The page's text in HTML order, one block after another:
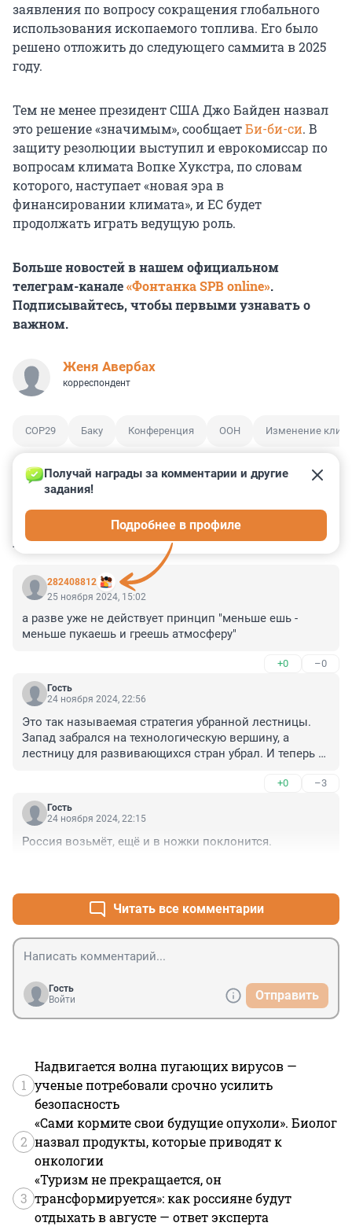
заявления по вопросу сокращения глобального
использования ископаемого топлива. Его было
решено отложить до следующего саммита в 2025
году.
Тем не менее президент США Джо Байден назвал
это решение «значимым», сообщаетБи-би-си. В
защиту резолюции выступил и еврокомиссар по
вопросам климата Вопке Хукстра, по словам
которого, наступает «новая эра в
финансировании климата», и ЕС будет
продолжать играть ведущую роль.
Больше новостей в нашем официальном
телеграм-канале«Фонтанка SPB online».
Подписывайтесь, чтобы первыми узнавать о
важном.
Женя Авербах
корреспондент
COP29 Баку Конференция ООН Изменение
КОММЕНТАРИИ 26
282408812
Получай награды за комментарии и другие
задания!
Подробнее в профиле
25 ноября 2024, 15:02
а разве уже не действует принцип "меньше ешь -
меньше пукаешь и греешь атмосферу"
+0 –0
Гость
24 ноября 2024, 22:56
Это так называемая стратегия убранной лестницы.
Запад забрался на технологическую вершину, а
лестницу для развивающихся стран убрал. И теперь
+0 –3
Гость
24 ноября 2024, 22:15
Россия возьмёт, ещё и в ножки поклонится.
Читать все комментарии
Гость
Войти
Отправить
1
Надвигается волна пугающих вирусов —
ученые потребовали срочно усилить
безопасность
2
«Сами кормите свои будущие опухоли». Биолог
назвал продукты, которые приводят к
онкологии
3
«Туризм не прекращается, он
трансформируется»: как россияне будут
отдыхать в августе — ответ эксперта